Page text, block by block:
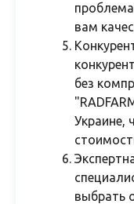
вам
без
Украине,
выбрать